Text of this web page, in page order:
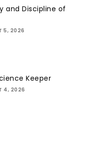
and Discipline of
5, 2026
Keeper
4, 2026